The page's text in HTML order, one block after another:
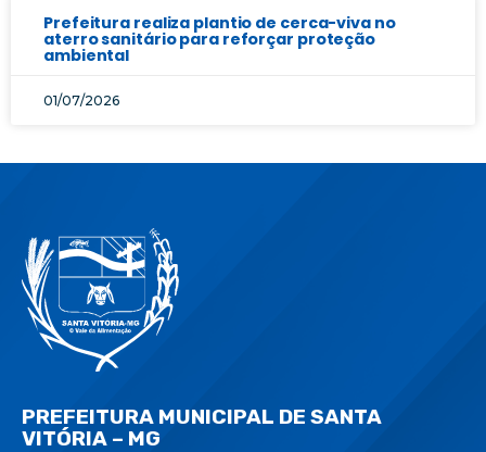
Prefeitura realiza plantio de cerca-viva no
aterro sanitário para reforçar proteção
ambiental
01/07/2026
PREFEITURA MUNICIPAL DE SANTA
VITÓRIA – MG